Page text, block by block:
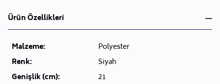
Ürün Özellikleri
Malzeme:
Polyester
Renk:
Siyah
Genişlik (cm):
21